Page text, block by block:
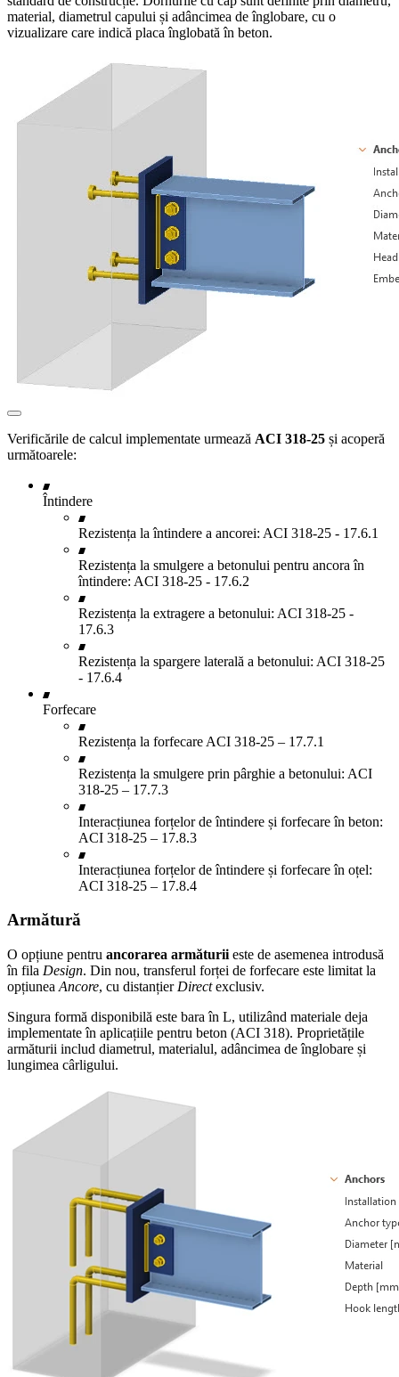
material, diametrul capului și adâncimea de înglobare, cu o
vizualizare care indică placa înglobată în beton.
Verificările de calcul implementate urmează ACI 318-25 și acoperă
următoarele:
Întindere
Rezistența la întindere a ancorei: ACI 318-25 - 17.6.1
Rezistența la smulgere a betonului pentru ancora în
întindere: ACI 318-25 - 17.6.2
Rezistența la extragere a betonului: ACI 318-25 -
17.6.3
Rezistența la spargere laterală a betonului: ACI 318-25
- 17.6.4
Forfecare
Rezistența la forfecare ACI 318-25 – 17.7.1
Rezistența la smulgere prin pârghie a betonului: ACI
318-25 – 17.7.3
Interacțiunea forțelor de întindere și forfecare în beton:
ACI 318-25 – 17.8.3
Interacțiunea forțelor de întindere și forfecare în oțel:
ACI 318-25 – 17.8.4
Armătură
O opțiune pentru ancorarea armăturii este de asemenea introdusă
în fila Design. Din nou, transferul forței de forfecare este limitat la
opțiunea Ancore, cu distanțier Directexclusiv.
Singura formă disponibilă este bara în L, utilizând materiale deja
implementate în aplicațiile pentru beton (ACI 318). Proprietățile
armăturii includ diametrul, materialul, adâncimea de înglobare și
lungimea cârligului.